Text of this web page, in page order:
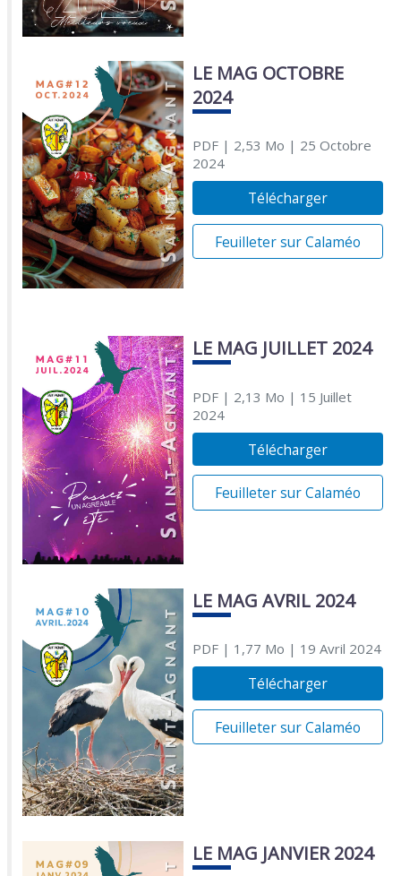
LE MAG OCTOBRE
2024
PDF| 2,53 Mo | 25 Octobre
2024
Télécharger
Feuilleter sur Calaméo
LE MAG JUILLET 2024
PDF| 2,13 Mo | 15 Juillet
2024
Télécharger
Feuilleter sur Calaméo
LE MAG AVRIL 2024
PDF| 1,77 Mo | 19 Avril 2024
Télécharger
Feuilleter sur Calaméo
LE MAG JANVIER 2024